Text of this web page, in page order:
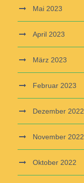
Mai 2023
April 2023
März 2023
Februar 2023
Dezember 2022
November 2022
Oktober 2022